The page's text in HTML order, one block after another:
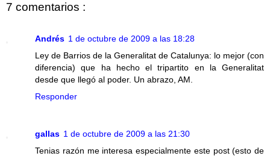
7 comentarios :
Andrés 1 de octubre de 2009 a las 18:28
Ley de Barrios de la Generalitat de Catalunya: lo mejor (con
diferencia) que ha hecho el tripartito en la Generalitat
desde que llegó al poder. Un abrazo, AM.
Responder
gallas 1 de octubre de 2009 a las 21:30
Tenias razón me interesa especialmente este post (esto de